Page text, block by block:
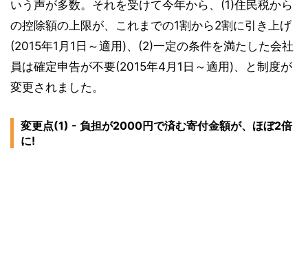
いう声が多数。それを受けて今年から、(1)住民税から
の控除額の上限が、これまでの1割から2割に引き上げ
(2015年1月1日～適用)、(2)一定の条件を満たした会社
員は確定申告が不要(2015年4月1日～適用)、と制度が
変更されました。
変更点(1) - 負担が2000円で済む寄付金額が、ほぼ2倍
に!